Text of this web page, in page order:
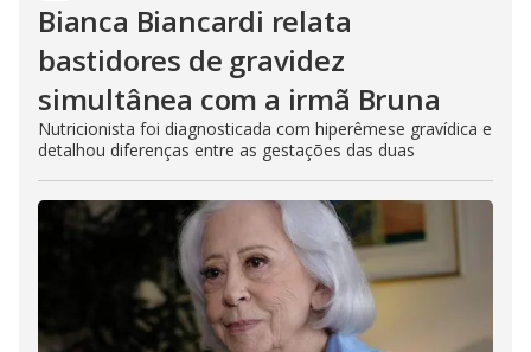
Bianca Biancardi relata
bastidores de gravidez
simultânea com a irmã Bruna
Nutricionista foi diagnosticada com hiperêmese gravídica e
detalhou diferenças entre as gestações das duas